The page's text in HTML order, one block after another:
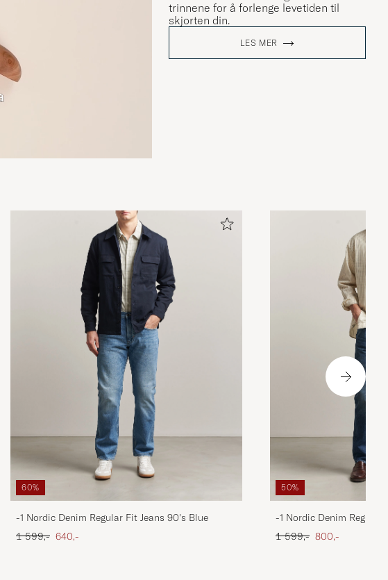
trinnene for å forlenge levetiden til
skjorten din.
LES MER
60%
-1 Nordic Denim Regular Fit Jeans 90's Blue
Ordinær pris
1 599,- Nedsatt pris
640,-
50%
-1 Nordic Denim Regular
Ordinær pris
1 599,- Nedsatt pris
800,-